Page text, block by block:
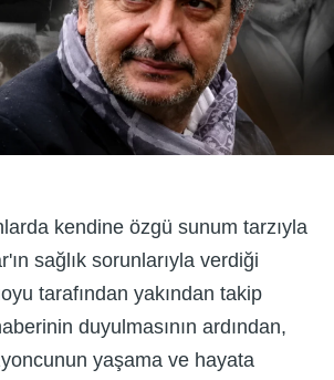
kendine özgü sunum tarzıyla
sağlık sorunlarıyla verdiği
tarafından yakından takip
duyulmasının ardından,
yaşama ve hayata